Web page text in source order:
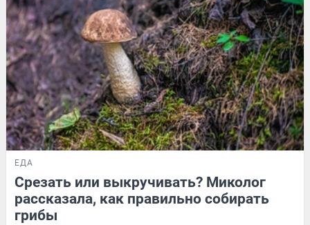
ЕДА
Срезать или выкручивать? Миколог
рассказала, как правильно собирать
грибы